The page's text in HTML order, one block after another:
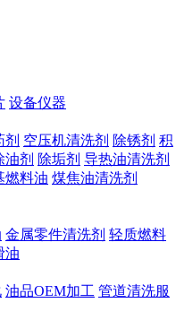
设备仪器
剂 空压机清洗剂 除锈剂 积
油剂 除垢剂 导热油清洗剂
燃料油 煤焦油清洗剂
金属零件清洗剂 轻质燃料
油
油品OEM加工 管道清洗服